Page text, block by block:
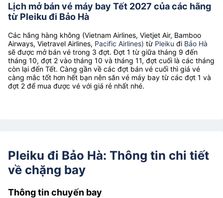
Lịch mở bán vé máy bay Tết 2027 của các hãng
từ Pleiku đi Bảo Hà
Các hãng hàng không (Vietnam Airlines, Vietjet Air, Bamboo
Airways, Vietravel Airlines, Pacific Airlines) từ Pleiku đi Bảo Hà
sẽ được mở bán vé trong 3 đợt. Đợt 1 từ giữa tháng 9 đến
tháng 10, đợt 2 vào tháng 10 và tháng 11, đợt cuối là các tháng
còn lại đến Tết. Càng gần về các đợt bán vé cuối thì giá vé
càng mắc tốt hơn hết bạn nên săn vé máy bay từ các đợt 1 và
đợt 2 để mua được vé với giá rẻ nhất nhé.
Pleiku đi Bảo Hà: Thông tin chi tiết
về chặng bay
Thông tin chuyến bay